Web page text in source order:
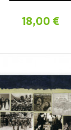
18,00 €